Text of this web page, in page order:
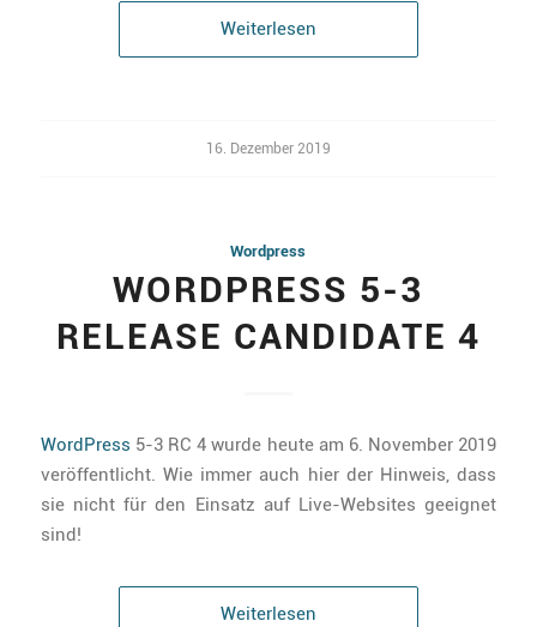
Weiterlesen
16. Dezember 2019
Wordpress
WORDPRESS 5-3
RELEASE CANDIDATE 4
WordPress 5-3 RC 4 wurde heute am 6. November 2019
veröffentlicht. Wie immer auch hier der Hinweis, dass
sie nicht für den Einsatz auf Live-Websites geeignet
sind!
Weiterlesen